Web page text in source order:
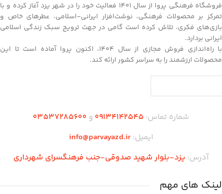
فروشگاه فرهنگی پروا از سال ۱۴۰۱ فعالیت خود را در شهر یزد آغاز کرده و با
تمرکز بر محصولات فرهنگی، نوشت‌افزار ایرانی-اسلامی، عطرهای خاص و
بازی‌های فکری، تلاش کرده است گامی در جهت ترویج سبک زندگی اسلامی
ایرانی بردارد.
با راه‌اندازی فروش مجازی از سال ۱۴۰۴، اکنون پروا آماده است تا این
محصولات ارزشمند را به سراسر کشور ارائه کند.
شماره تماس: 09134142545 و 03537285600
ایمیل: info@parvayazd.ir
آدرس: یزد-بلوار شهید صدوقی-جنب فرهنگسرای شهرداری
لینک های مهم